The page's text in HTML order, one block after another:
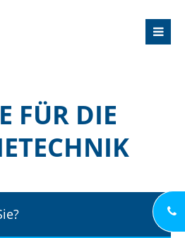
FÜR DIE